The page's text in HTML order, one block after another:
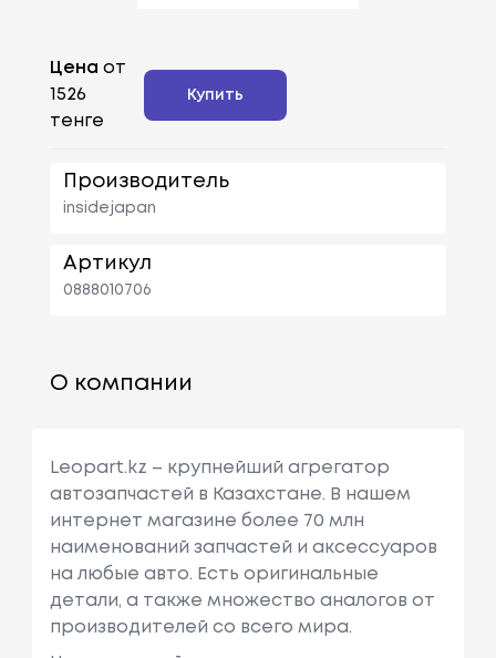
Цена от
1526
тенге
Купить
Производитель
insidejapan
Артикул
0888010706
О компании
Leopart.kz – крупнейший агрегатор
автозапчастей в Казахстане. В нашем
интернет магазине более 70 млн
наименований запчастей и аксессуаров
на любые авто. Есть оригинальные
детали, а также множество аналогов от
производителей со всего мира.